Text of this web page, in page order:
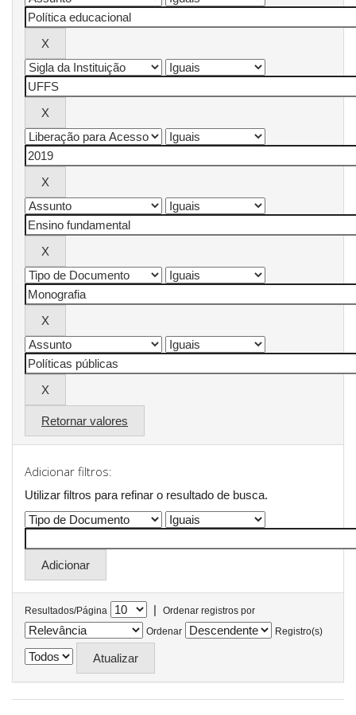
Retornar valores
Adicionar filtros:
Utilizar filtros para refinar o resultado de busca.
Resultados/Página |
Ordenar registros por
Ordenar
Registro(s)